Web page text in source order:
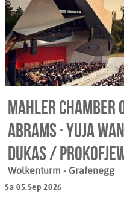
Mahler Chamber
Abrams · Yuja
DUKAS /
Wolkenturm - Grafenegg
Sa 05.Sep 2026